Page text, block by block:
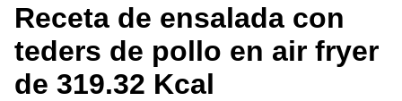
Receta de ensalada con
teders de pollo en air fryer
de 319.32 Kcal